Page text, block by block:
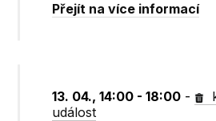
Přejít na více informací
13. 04., 14:00 - 18:00 -
událost